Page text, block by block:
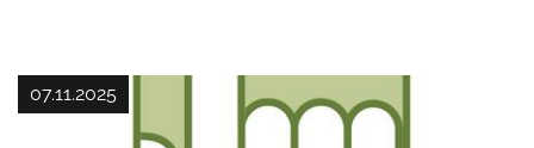
07.11.2025